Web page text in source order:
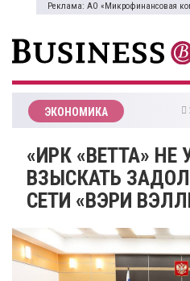
Реклама: АО «Микрофинансовая
ЭКОНОМИКА
«ИРК «ВЕТТА» НЕ
ВЗЫСКАТЬ
СЕТИ «ВЭРИ